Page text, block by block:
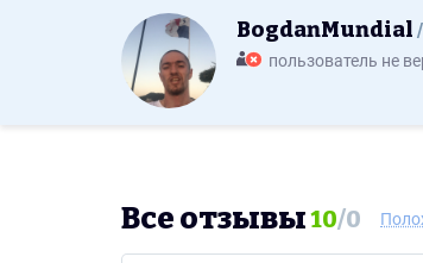
BogdanMundial
пользователь не
Все отзывы10/0